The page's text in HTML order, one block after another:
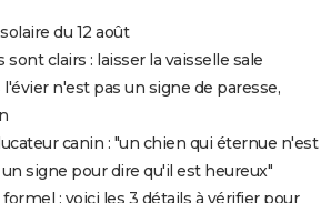
du 12 août
sont clairs : laisser la vaisselle sale
n'est pas un signe de paresse,
canin : "un chien qui éternue n'est
signe pour dire qu'il est heureux"
: voici les 3 détails à vérifier pour